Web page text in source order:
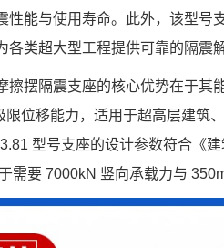
性能与使用寿命。此外，该型号
各类超大型工程提供可靠的隔震
擦摆隔震支座的核心优势在于其
限位移能力，适用于超高层建筑
型号支座的设计参数符合《
需要 7000kN 竖向承载力与